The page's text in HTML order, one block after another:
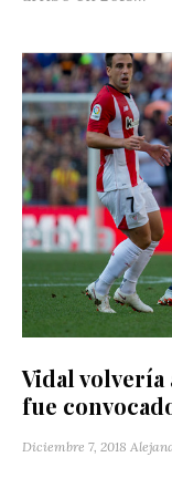
Vidal volvería
fue
Diciembre 7, 2018